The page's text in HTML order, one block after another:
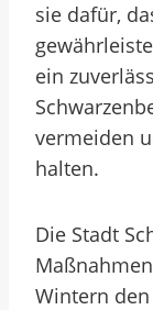
sie dafür,
ein
vermeiden
halten.
Die Stadt
Wintern